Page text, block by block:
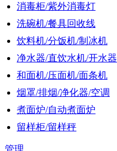
消毒柜/紫外消毒灯
洗碗机/餐具回收线
饮料机/分饭机/制冰机
净水器/直饮水机/开水器
和面机/压面机/面条机
烟罩/排烟/净化器/空调
煮面炉/自动煮面炉
留样柜/留样秤
管理